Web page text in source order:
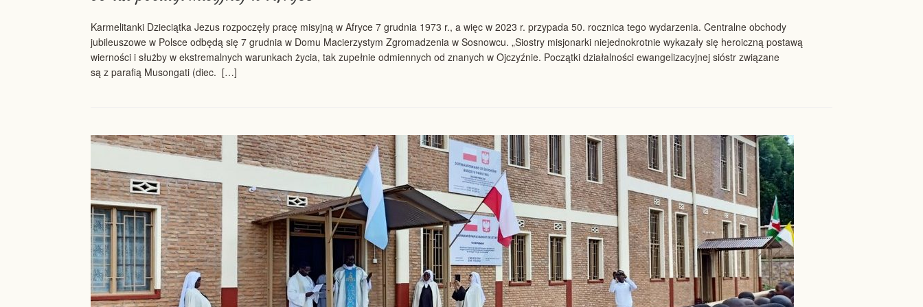
Karmelitanki Dzieciątka Jezus rozpoczęły pracę misyjną w Afryce 7 grudnia 1973 r., a więc w 2023 r. przypada 50. rocznica tego wydarzenia. Centralne obchody
jubileuszowe w Polsce odbędą się 7 grudnia w Domu Macierzystym Zgromadzenia w Sosnowcu. „Siostry misjonarki niejednokrotnie wykazały się heroiczną postawą
wierności i służby w ekstremalnych warunkach życia, tak zupełnie odmiennych od znanych w Ojczyźnie. Początki działalności ewangelizacyjnej sióstr związane
są z parafią Musongati (diec. […]